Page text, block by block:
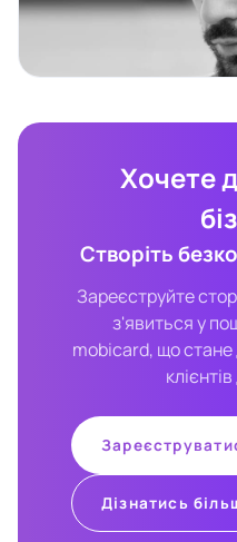
Хочете
Створіть
Зареєструйте
з'явиться у
mobicard, що
Дізнатись